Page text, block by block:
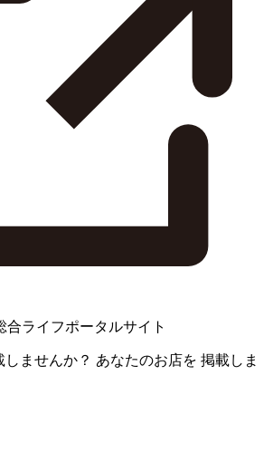
合ライフポータルサイト
ませんか？ あなたのお店を 掲載しま